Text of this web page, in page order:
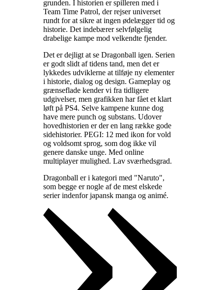
grunden. I historien er spilleren med i
Team Time Patrol, der rejser universet
rundt for at sikre at ingen ødelægger tid og
historie. Det indebærer selvfølgelig
drabelige kampe mod velkendte fjender.
Det er dejligt at se Dragonball igen. Serien
er godt slidt af tidens tand, men det er
lykkedes udviklerne at tilføje ny elementer
i historie, dialog og design. Gameplay og
grænseflade kender vi fra tidligere
udgivelser, men grafikken har fået et klart
løft på PS4. Selve kampene kunne dog
have mere punch og substans. Udover
hovedhistorien er der en lang række gode
sidehistorier. PEGI: 12 med ikon for vold
og voldsomt sprog, som dog ikke vil
genere danske unge. Med online
multiplayer mulighed. Lav sværhedsgrad.
Dragonball er i kategori med "Naruto",
som begge er nogle af de mest elskede
serier indenfor japansk manga og animé.